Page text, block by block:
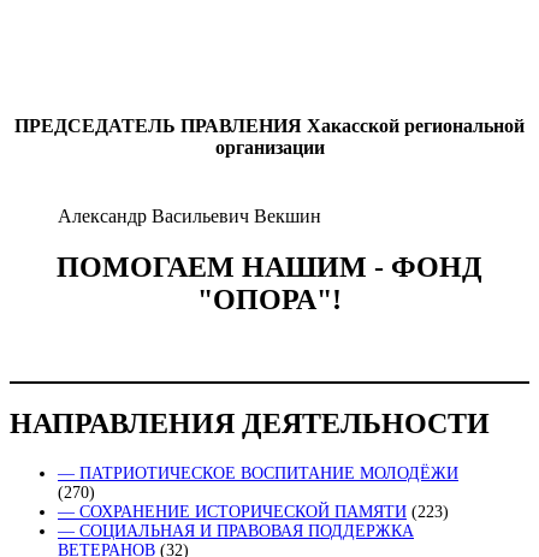
ПРЕДСЕДАТЕЛЬ ПРАВЛЕНИЯ Хакасской региональной
организации
Александр Васильевич Векшин
ПОМОГАЕМ НАШИМ - ФОНД
"ОПОРА"!
НАПРАВЛЕНИЯ ДЕЯТЕЛЬНОСТИ
— ПАТРИОТИЧЕСКОЕ ВОСПИТАНИЕ МОЛОДЁЖИ
(270)
— СОХРАНЕНИЕ ИСТОРИЧЕСКОЙ ПАМЯТИ (223)
— СОЦИАЛЬНАЯ И ПРАВОВАЯ ПОДДЕРЖКА
ВЕТЕРАНОВ (32)